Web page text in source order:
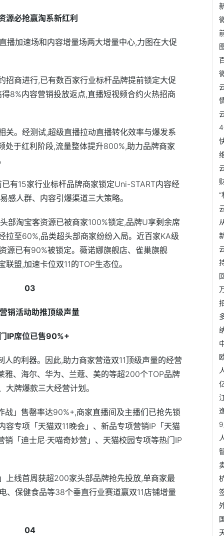
源必抢赢淘系新红利
播加速场和内容增量场两大增量中心,力图在大促
招商进行,已有数百家行业标杆品牌提前锁定大促
8%内容营销投放返点,直播短视频合约火热招商
关。经测试,超级直播拉动直播转化效率与爆发系
处于红利阶段,流量整体提升800%,助力品牌商家
有15家行业标杆品牌商家锁定Uni-START内容经
感人群、内容引爆渠道三大策略。
部淘宝客资源已被商家100%锁定,品牌U享剩余席
至60%,品类超头部商家纷纷入局。 近百家KA级
源已有90%被锁定。薇诺娜旗舰店、雀巢旗舰
盟,加速卡位双11的TOP生态位。
03
销活动助推顶级声量
IP席位已售90%+
人的利器。因此,助力商家营造双11顶级声量的经营
雅、海尔、华为、兰蔻、美的等超200个TOP品牌
牌爆款三大经营计划。
战」售罄率达90%+,商家直播间及主播们已抢先锁
容专项「天猫双11晚会」、新品专项营销IP「天猫
「迪士尼·天喵奇妙营」、天猫校园专项等热门IP
上线首周获超200家头部品牌抢先投放,单商家最
、保健食品等38个垂直行业赛道赢双11店铺增量
04